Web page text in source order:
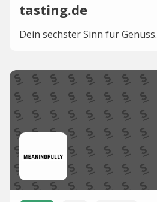
tasting.de
Dein sechster Sinn für Genuss.